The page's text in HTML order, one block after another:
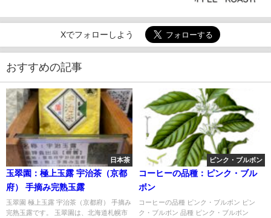
Xでフォローしよう
おすすめの記事
日本茶
玉翠園：極上玉露 宇治茶（京都
府） 手摘み完熟玉露
玉翠園 極上玉露 宇治茶（京都府） 手摘み
完熟玉露です。 玉翠園は、北海道札幌市
ピンク・ブルボン
コーヒーの品種：ピンク・ブル
ボン
コーヒーの品種 ピンク・ブルボン ピン
ク・ブルボン 品種 ピンク・ブルボン